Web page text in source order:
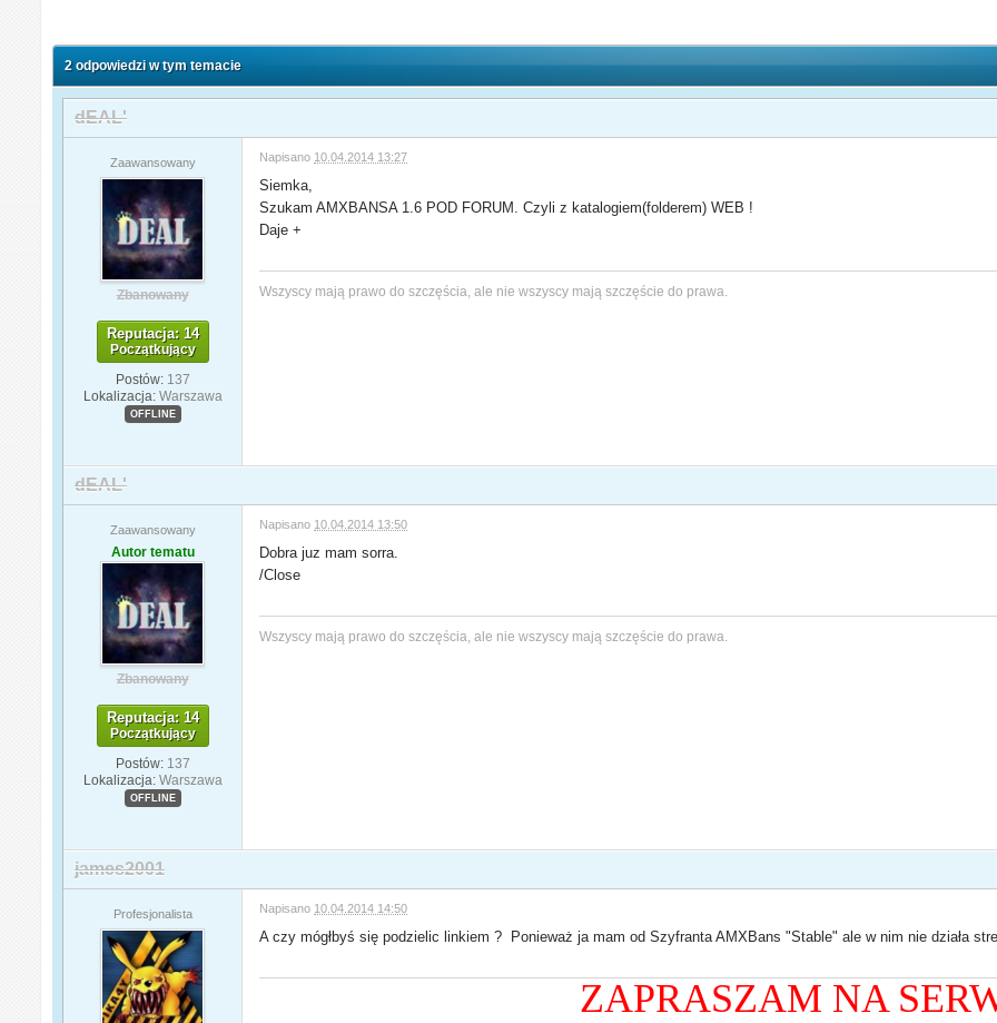
2 odpowiedzi w tym temacie
dEAL'
Zaawansowany
Zbanowany
Reputacja: 14
Początkujący
Postów: 137
Lokalizacja: Warszawa
OFFLINE
Napisano 10.04.2014 13:27
Siemka,
Szukam AMXBANSA 1.6 POD FORUM. Czyli z katalogiem(folderem) WEB !
Daje +
Wszyscy mają prawo do szczęścia, ale nie wszyscy mają szczęście do prawa.
dEAL'
Zaawansowany
Autor tematu
Zbanowany
Reputacja: 14
Początkujący
Postów: 137
Lokalizacja: Warszawa
OFFLINE
Napisano 10.04.2014 13:50
Dobra juz mam sorra.
/Close
Wszyscy mają prawo do szczęścia, ale nie wszyscy mają szczęście do prawa.
james2001
Profesjonalista Napisano 10.04.2014 14:50
A czy mógłbyś się podzielic linkiem ? Ponieważ ja mam od Szyfranta AMXBans "Stable" ale w nim nie działa
ZAPRASZAM NA